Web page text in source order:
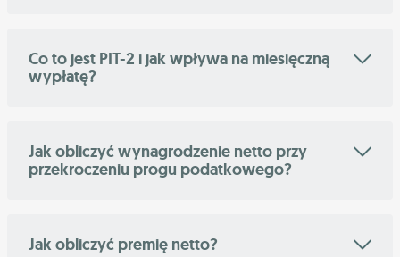
Co to jest PIT-2 i jak wpływa na miesięczną
wypłatę?
Jak obliczyć wynagrodzenie netto przy
przekroczeniu progu podatkowego?
Jak obliczyć premię netto?